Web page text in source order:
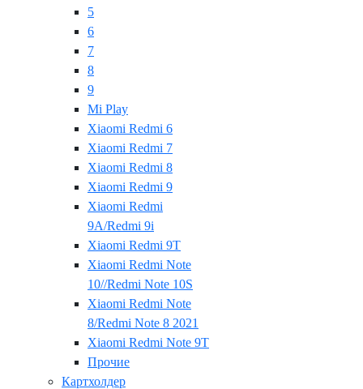
5
6
7
8
9
Mi Play
Xiaomi Redmi 6
Xiaomi Redmi 7
Xiaomi Redmi 8
Xiaomi Redmi 9
Xiaomi Redmi
9A/Redmi 9i
Xiaomi Redmi 9T
Xiaomi Redmi Note
10//Redmi Note 10S
Xiaomi Redmi Note
8/Redmi Note 8 2021
Xiaomi Redmi Note 9T
Прочие
Картхолдер